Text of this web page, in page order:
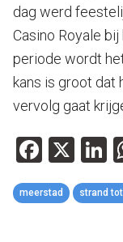
dag werd
Casino Royale
periode wordt
kans is groot dat
vervolg gaat
X
meerstad strand